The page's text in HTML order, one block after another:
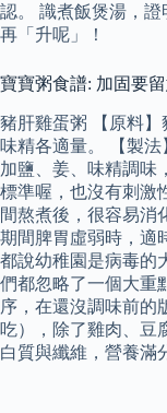
認。 識煮飯煲湯，
再「升呢」！
寶寶粥食譜: 加固要
豬肝雞蛋粥 【原料】
味精各適量。 【製法
加鹽、姜、味精調味
標準喔，也沒有刺激
間熬煮後，很容易消
期間脾胃虛弱時，適
都說幼稚園是病毒的
們都忽略了一個大重
序，在還沒調味前的
吃），除了雞肉、豆
白質與纖維，營養滿